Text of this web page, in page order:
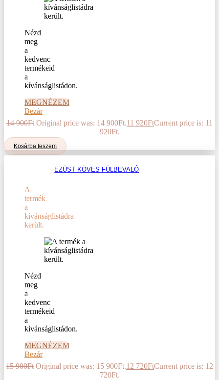
Nézd
meg
a
kedvenc
termékeid
a
kívánságlistádon.
MEGNÉZEM
Bezár
14 900Ft Original price was: 14 900Ft.11 920FtCurrent price is: 11
920Ft.
Kosárba teszem
EZÜST KÖVES FÜLBEVALÓ
A
termék
a
kívánságlistádra
került.
Nézd
meg
a
kedvenc
termékeid
a
kívánságlistádon.
MEGNÉZEM
Bezár
15 900Ft Original price was: 15 900Ft.12 720FtCurrent price is: 12
720Ft.